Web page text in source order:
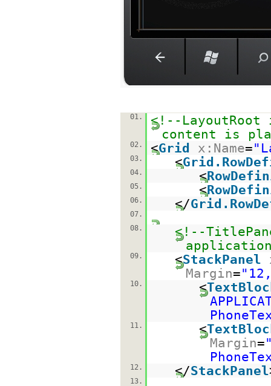
01.
<!--
content is
02. <Grid x:Name=
03. <
04. <
05. <
06. </
07.
08.
<!--
09. <StackPanel
Margin=
10. <
11. <
Margin=
12. </StackPanel
13.